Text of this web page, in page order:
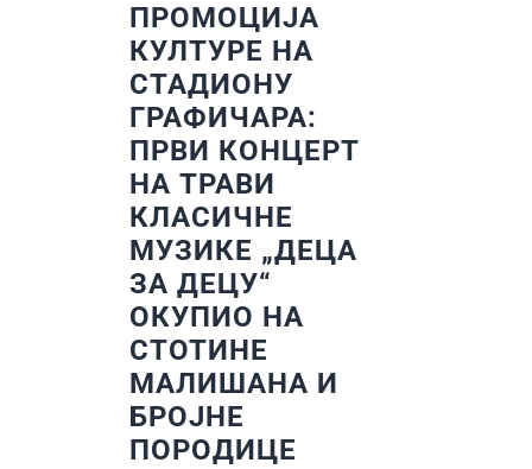
ПРОМОЦИЈА
КУЛТУРЕ НА
СТАДИОНУ
ГРАФИЧАРА:
ПРВИ КОНЦЕРТ
НА ТРАВИ
КЛАСИЧНЕ
МУЗИКЕ „ДЕЦА
ЗА ДЕЦУ“
ОКУПИО НА
СТОТИНЕ
МАЛИШАНА И
БРОЈНЕ
ПОРОДИЦЕ